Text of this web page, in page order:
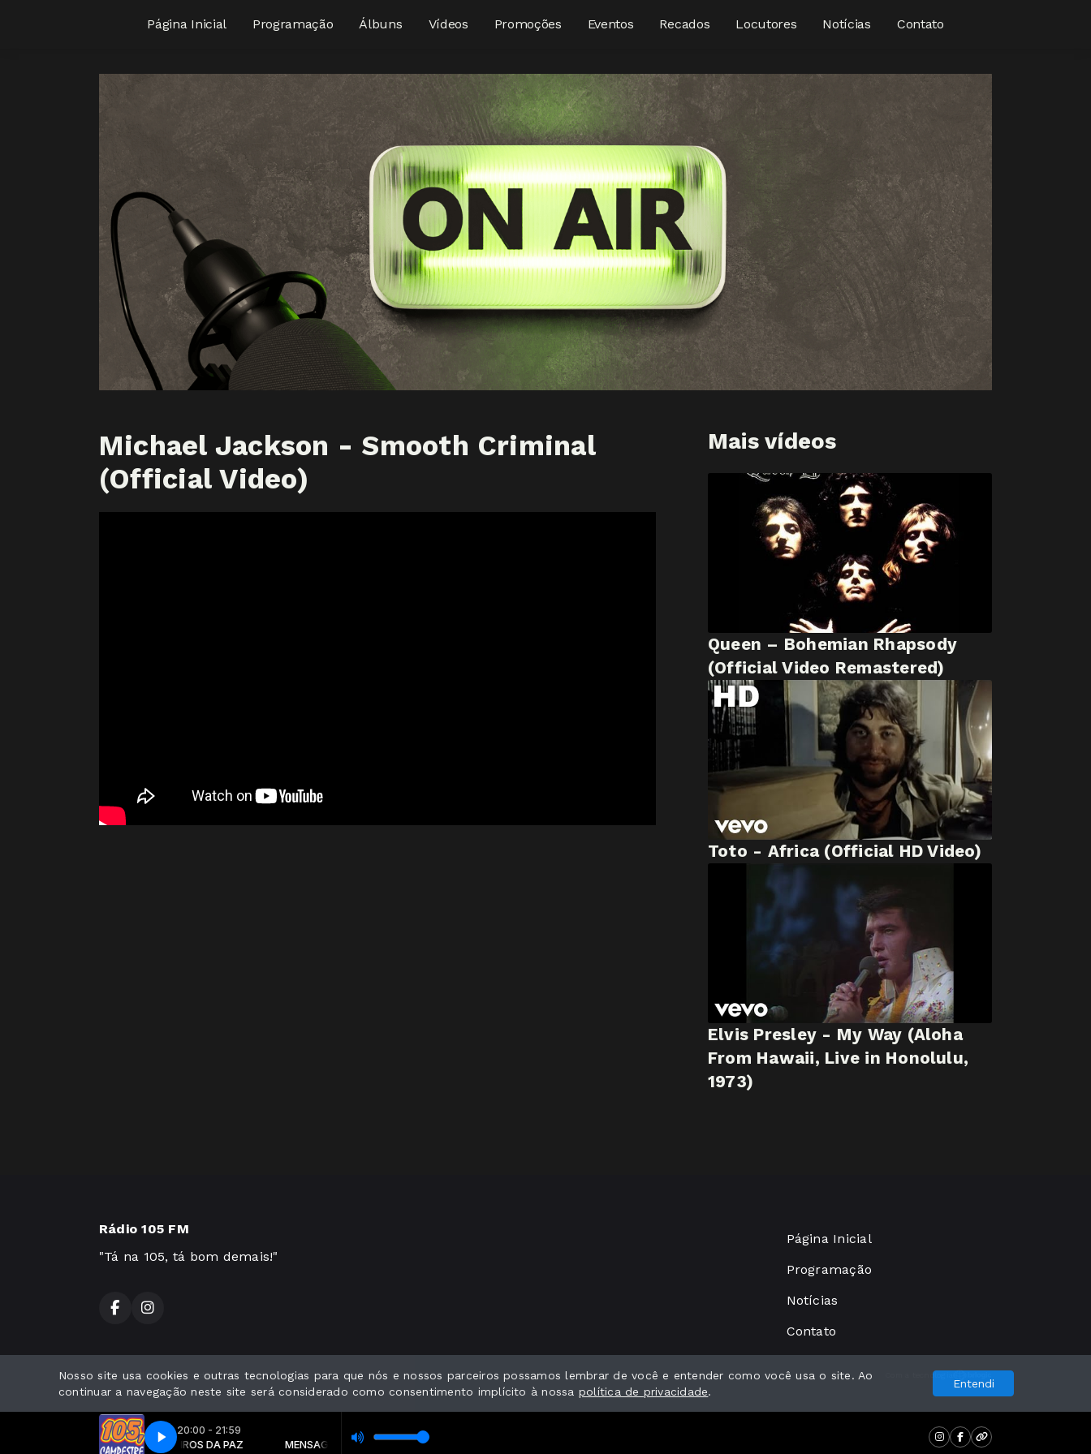
20:00 - 21:59
MENSAGEIROS DA PAZ MENSAGEIROS DA PAZ
Página Inicial Programação Álbuns Vídeos Promoções Eventos Recados Locutores Notícias Contato
Michael Jackson - Smooth Criminal
(Official Video)
Mais vídeos
Queen – Bohemian Rhapsody
(Official Video Remastered)
Toto - Africa (Official HD Video)
Elvis Presley - My Way (Aloha
From Hawaii, Live in Honolulu,
1973)
Rádio 105 FM
"Tá na 105, tá bom demais!"
Página Inicial
Programação
Notícias
Contato
Todos os direitos reservados. Com a tecnologia
Nosso site usa cookies e outras tecnologias para que nós e nossos parceiros possamos lembrar de você e entender como você usa o site. Ao
continuar a navegação neste site será considerado como consentimento implícito à nossa política de privacidade.
Entendi